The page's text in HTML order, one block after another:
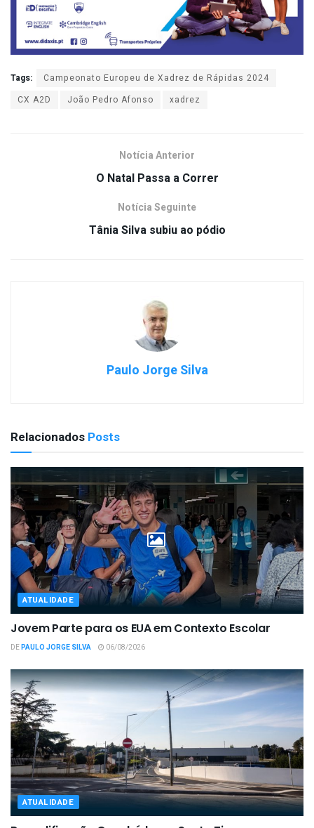
Tags:
Campeonato Europeu de Xadrez de Rápidas 2024
CX A2D
João Pedro Afonso xadrez
Notícia Anterior
O Natal Passa a Correr
Notícia Seguinte
Tânia Silva subiu ao pódio
Paulo Jorge Silva
Relacionados Posts
ATUALIDADE
Jovem Parte para os EUA em Contexto Escolar
DEPAULO JORGE SILVA 06/08/2026
ATUALIDADE